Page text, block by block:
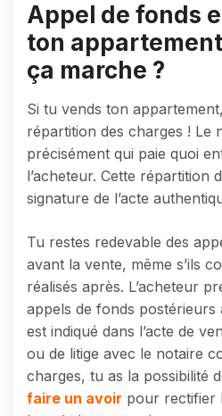
Appel de fonds
ton
ça marche ?
Si tu vends ton
répartition des charges ! Le
précisément qui paie quoi
l’acheteur. Cette répartition
signature de l’acte
Tu restes redevable des
avant la vente, même s’ils
réalisés après. L’acheteur
appels de fonds postérieurs
est indiqué dans l’acte de
ou de litige avec le notaire
charges, tu as la possibilité
faire un avoir pour rectifier